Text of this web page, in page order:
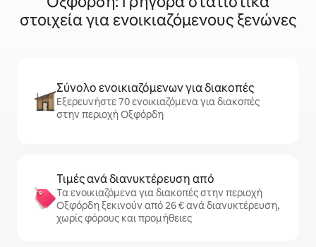
στοιχεία για ενοικιαζόμενους ξενώνες
Σύνολο ενοικιαζόμενων για διακοπές
Εξερευνήστε 70 ενοικιαζόμενα για διακοπές
στην περιοχή Οξφόρδη
Τιμές ανά διανυκτέρευση από
Τα ενοικιαζόμενα για διακοπές στην περιοχή
Οξφόρδη ξεκινούν από 26 € ανά διανυκτέρευση,
χωρίς φόρους και προμήθειες